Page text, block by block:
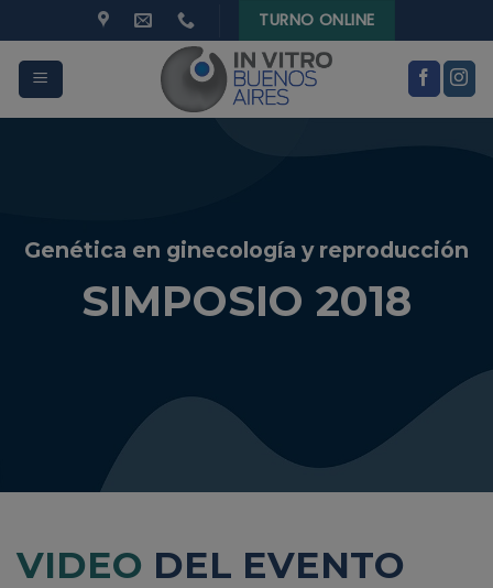
to
content
TURNO ONLINE
Genética en ginecología y reproducción
SIMPOSIO 2018
VIDEO DEL EVENTO
modal-check